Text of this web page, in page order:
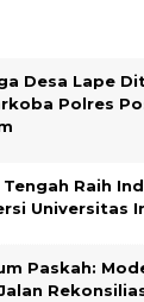
Desa Lape
Polres
Tengah Raih
Universitas
Paskah: